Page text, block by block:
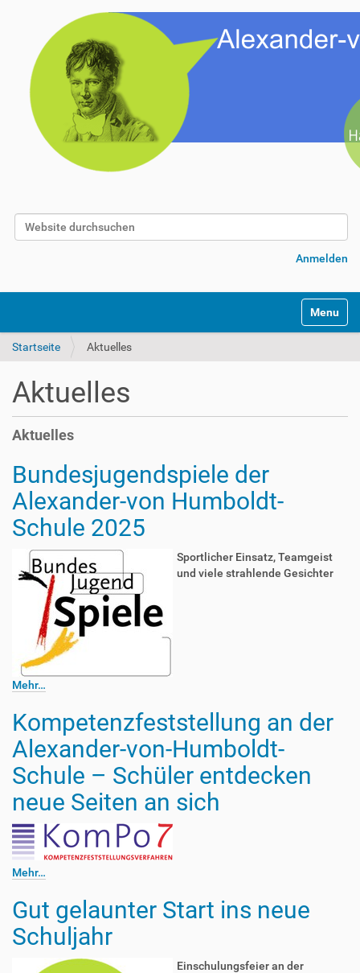
Website durchsuchen
Anmelden
Toggle
Startseite Aktuelles
Aktuelles
Aktuelles
Bundesjugendspiele der
Alexander-von Humboldt-
Schule 2025
Sportlicher Einsatz, Teamgeist
und viele strahlende Gesichter
Mehr…
Kompetenzfeststellung an der
Alexander-von-Humboldt-
Schule – Schüler entdecken
neue Seiten an sich
Mehr…
Gut gelaunter Start ins neue
Schuljahr
Einschulungsfeier an der